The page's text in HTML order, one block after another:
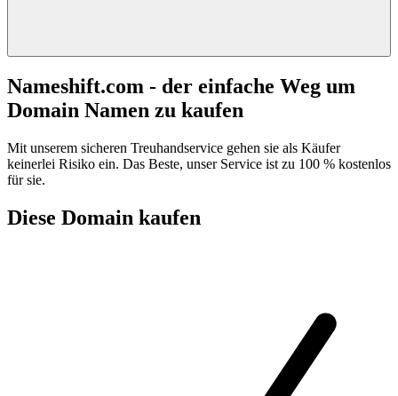
Nameshift.com - der einfache Weg um
Domain Namen zu kaufen
Mit unserem sicheren Treuhandservice gehen sie als Käufer
keinerlei Risiko ein. Das Beste, unser Service ist zu 100 % kostenlos
für sie.
Diese Domain kaufen